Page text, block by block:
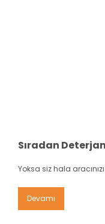
Sıradan
Yoksa siz hala
Devamı